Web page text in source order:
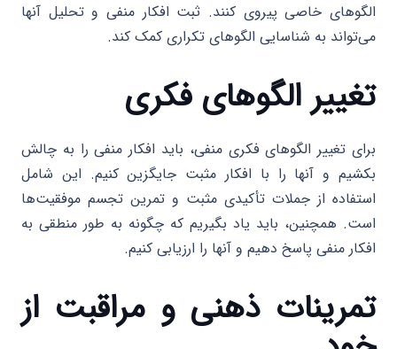
الگوهای خاصی پیروی کنند. ثبت افکار منفی و تحلیل آنها
می‌تواند به شناسایی الگوهای تکراری کمک کند.
تغییر الگوهای فکری
برای تغییر الگوهای فکری منفی، باید افکار منفی را به چالش
بکشیم و آنها را با افکار مثبت جایگزین کنیم. این شامل
استفاده از جملات تأکیدی مثبت و تمرین تجسم موفقیت‌ها
است. همچنین، باید یاد بگیریم که چگونه به طور منطقی به
افکار منفی پاسخ دهیم و آنها را ارزیابی کنیم.
تمرینات ذهنی و مراقبت از